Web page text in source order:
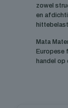
zowel
en
Mata
Europese
handel op